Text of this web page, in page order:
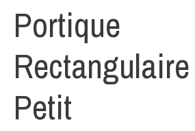
Portique
Petit